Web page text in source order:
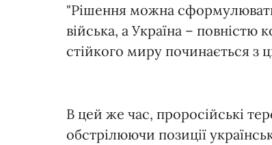
"Рішення можна
війська, а Україна –
стійкого миру починається з
В цей же час, проросійські
обстрілюючи позиції